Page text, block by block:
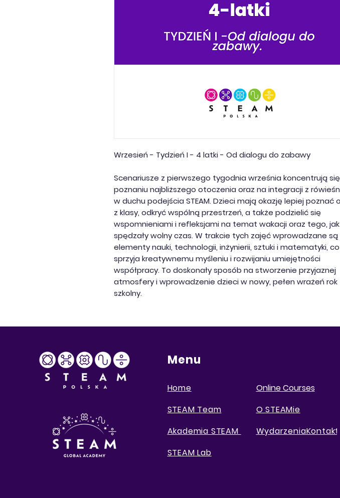
Wrzesień - Tydzień I - 4 latki - Od dialogu do zabawy
Scenariusze z pierwszego tygodnia września koncentrują
poznaniu najbliższego otoczenia oraz na integracji z
w duchu podejścia STEAM. Dzieci mają okazję lepiej poznać
z klasy, odkryć wspólną przestrzeń, a także podzielić się
wspomnieniami i refleksjami na temat wakacji oraz tego, jak
spędzały wolny czas. W trakcie tych zajęć wprowadzane są
elementy nauki, technologii, inżynierii, sztuki i matematyki, co
sprzyja kreatywnemu myśleniu i rozwijaniu umiejętności
współpracy. To doskonały sposób na stworzenie przyjaznej
atmosfery i wprowadzenie dzieci w nowy, pełen wrażeń rok
szkolny.
Menu
Home
STEAM Team
Akademia STEAM
STEAM Lab
Online Courses
O STEAMie
WydarzeniaKontakt